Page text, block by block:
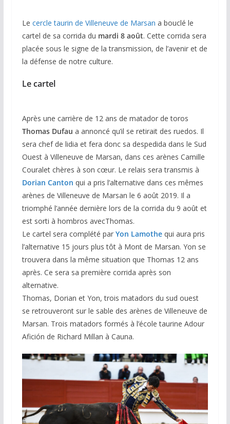
Le cercle taurin de Villeneuve de Marsan a bouclé le
cartel de sa corrida du mardi 8 août. Cette corrida sera
placée sous le signe de la transmission, de l’avenir et de
la défense de notre culture.
Le cartel
Après une carrière de 12 ans de matador de toros
Thomas Dufau a annoncé qu’il se retirait des ruedos. Il
sera chef de lidia et fera donc sa despedida dans le Sud
Ouest à Villeneuve de Marsan, dans ces arènes Camille
Couralet chères à son cœur. Le relais sera transmis à
Dorian Canton qui a pris l’alternative dans ces mêmes
arènes de Villeneuve de Marsan le 6 août 2019. Il a
triomphé l’année dernière lors de la corrida du 9 août et
est sorti à hombros avecThomas.
Le cartel sera complété par Yon Lamothe qui aura pris
l’alternative 15 jours plus tôt à Mont de Marsan. Yon se
trouvera dans la même situation que Thomas 12 ans
après. Ce sera sa première corrida après son
alternative.
Thomas, Dorian et Yon, trois matadors du sud ouest
se retrouveront sur le sable des arènes de Villeneuve de
Marsan. Trois matadors formés à l’école taurine Adour
Afición de Richard Millan à Cauna.